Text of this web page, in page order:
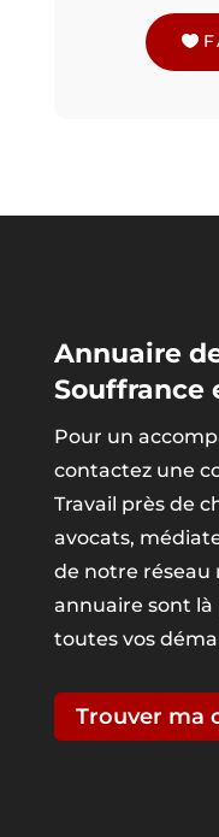
Annuaire
Souffrance
Pour un
contactez une
Travail près de
avocats,
de notre réseau
annuaire sont là
toutes vos
Trouver ma